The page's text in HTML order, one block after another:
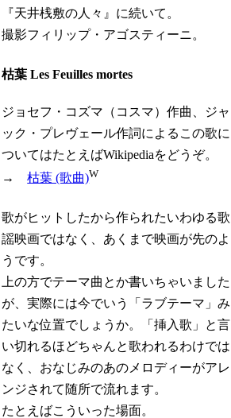
『天井桟敷の人々』に続いて。
撮影フィリップ・アゴスティーニ。
枯葉 Les Feuilles mortes
ジョセフ・コズマ（コスマ）作曲、ジャ
ック・プレヴェール作詞によるこの歌に
ついてはたとえばWikipediaをどうぞ。
→枯葉 (歌曲)W
歌がヒットしたから作られたいわゆる歌
謡映画ではなく、あくまで映画が先のよ
うです。
上の方でテーマ曲とか書いちゃいました
が、実際には今でいう「ラブテーマ」み
たいな位置でしょうか。「挿入歌」と言
い切れるほどちゃんと歌われるわけでは
なく、おなじみのあのメロディーがアレ
ンジされて随所で流れます。
たとえばこういった場面。